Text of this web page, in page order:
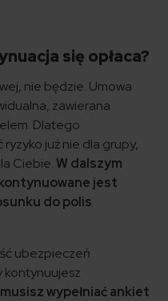
się opłaca?
nie będzie. Umowa
zawierana
Dlatego
już nie dla grupy,
Ciebie. W dalszym
jest
do polis
ubezpieczeń
kontynuujesz
wypełniać ankiet